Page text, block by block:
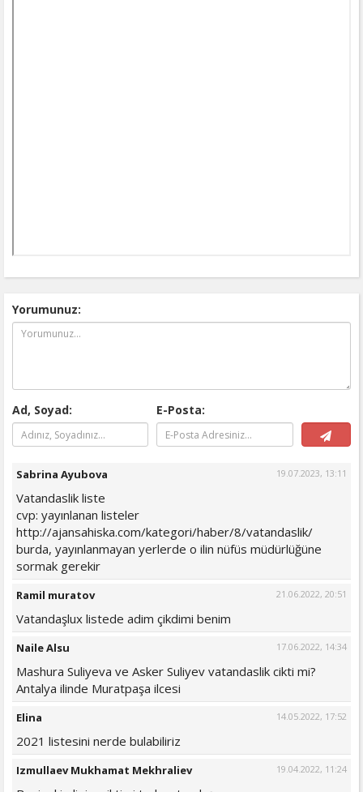
Yorumunuz:
Ad, Soyad: E-Posta:
Sabrina Ayubova 19.07.2023, 13:11
Vatandaslik liste
cvp: yayınlanan listeler
http://ajansahiska.com/kategori/haber/8/vatandaslik/
burda, yayınlanmayan yerlerde o ilin nüfüs müdürlüğüne
sormak gerekir
Ramil muratov 21.06.2022, 20:51
Vatandaşlux listede adim çikdimi benim
Naile Alsu 17.06.2022, 14:34
Mashura Suliyeva ve Asker Suliyev vatandaslik cikti mi?
Antalya ilinde Muratpaşa ilcesi
Elina 14.05.2022, 17:52
2021 listesini nerde bulabiliriz
Izmullaev Mukhamat Mekhraliev 19.04.2022, 11:24